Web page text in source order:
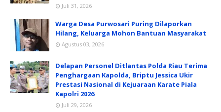
Juli 31, 2026
Warga Desa Purwosari Puring Dilaporkan
Hilang, Keluarga Mohon Bantuan Masyarakat
Agustus 03, 2026
Delapan Personel Ditlantas Polda Riau Terima
Penghargaan Kapolda, Briptu Jessica Ukir
Prestasi Nasional di Kejuaraan Karate Piala
Kapolri 2026
Juli 29, 2026